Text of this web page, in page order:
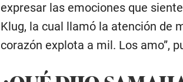
expresar las emociones que
Klug, la cual llamó la atención de
corazón explota a mil. Los amo”,